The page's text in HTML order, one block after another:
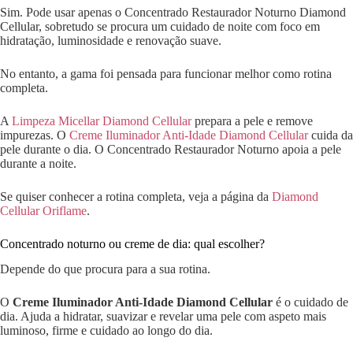
Sim. Pode usar apenas o Concentrado Restaurador Noturno Diamond
Cellular, sobretudo se procura um cuidado de noite com foco em
hidratação, luminosidade e renovação suave.
No entanto, a gama foi pensada para funcionar melhor como rotina
completa.
A Limpeza Micellar Diamond Cellularprepara a pele e remove
impurezas. O Creme Iluminador Anti-Idade Diamond Cellularcuida da
pele durante o dia. O Concentrado Restaurador Noturno apoia a pele
durante a noite.
Se quiser conhecer a rotina completa, veja a página da Diamond
Cellular Oriflame.
Concentrado noturno ou creme de dia: qual escolher?
Depende do que procura para a sua rotina.
O Creme Iluminador Anti-Idade Diamond Cellular é o cuidado de
dia. Ajuda a hidratar, suavizar e revelar uma pele com aspeto mais
luminoso, firme e cuidado ao longo do dia.